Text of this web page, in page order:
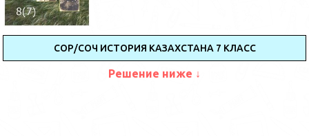
СОР/СОЧ ИСТОРИЯ КАЗАХСТАНА 7 КЛАСС
Решение ниже ↓